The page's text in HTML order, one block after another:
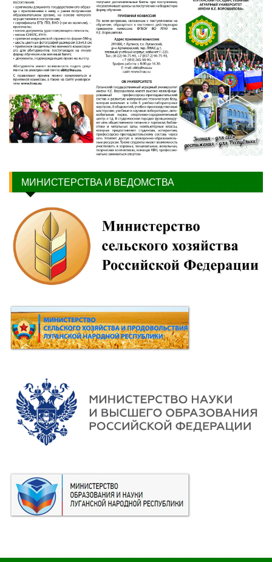
МИНИСТЕРСТВА И ВЕДОМСТВА